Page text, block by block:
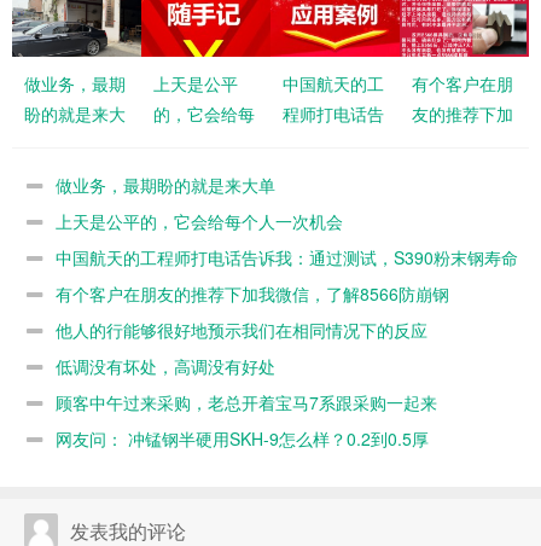
做业务，最期
盼的就是来大
上天是公平
的，它会给每
中国航天的工
程师打电话告
8566
有个客户在朋
友的推荐下加
做业务，最期盼的就是来大单
上天是公平的，它会给每个人一次机会
中国航天的工程师打电话告诉我：通过测试，S390粉末钢寿命
不如8566
有个客户在朋友的推荐下加我微信，了解8566防崩钢
他人的行能够很好地预示我们在相同情况下的反应
低调没有坏处，高调没有好处
顾客中午过来采购，老总开着宝马7系跟采购一起来
网友问： 冲锰钢半硬用SKH-9怎么样？0.2到0.5厚
发表我的评论